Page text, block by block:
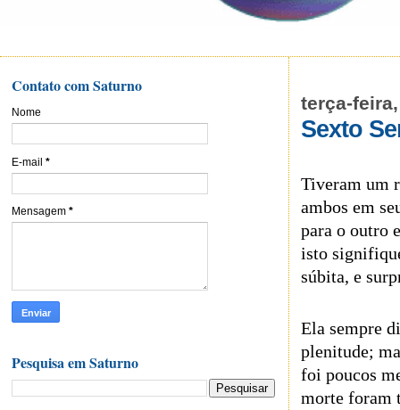
terça-
Sexto
Tiveram um
ambos em
para o outro
isto
súbita, e
Ela sempre
plenitude;
foi poucos
morte foram
Contato com Saturno
Nome
E-mail *
Mensagem *
Pesquisa em Saturno